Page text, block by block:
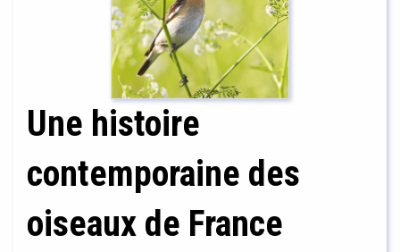
Une histoire
contemporaine des
oiseaux de France